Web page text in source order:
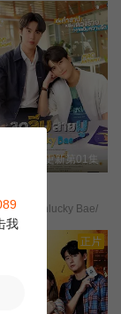
第19集
第21集
第24集
第30集
更新第01集
宝贝/Unlucky Bae/
正片
我